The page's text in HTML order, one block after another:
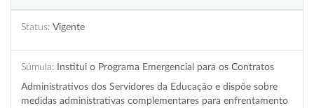
Status: Vigente
Súmula: Institui o Programa Emergencial para os Contratos
Administrativos dos Servidores da Educação e dispõe sobre
medidas administrativas complementares para enfrentamento